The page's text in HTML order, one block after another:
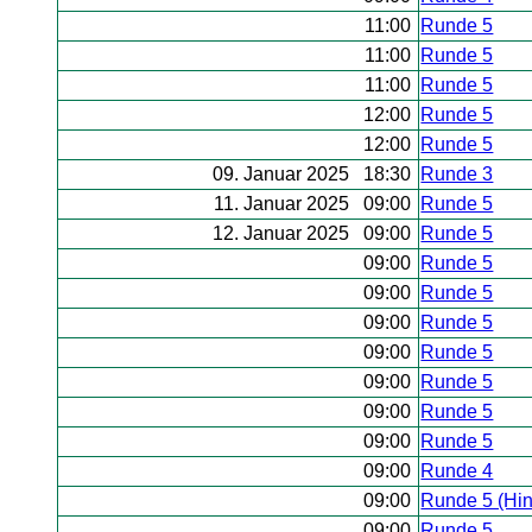
11:00 Runde 5
11:00 Runde 5
11:00 Runde 5
12:00 Runde 5
12:00 Runde 5
09. Januar 2025 18:30 Runde 3
11. Januar 2025 09:00 Runde 5
12. Januar 2025 09:00 Runde 5
09:00 Runde 5
09:00 Runde 5
09:00 Runde 5
09:00 Runde 5
09:00 Runde 5
09:00 Runde 5
09:00 Runde 5
09:00 Runde 4
09:00 Runde 5